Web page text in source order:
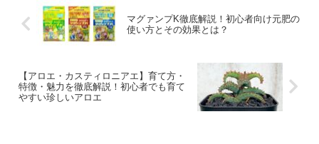
マグァンプK徹底解説！初心者向け元肥の
使い方とその効果とは？
【アロエ・カスティロニアエ】育て方・
特徴・魅力を徹底解説！初心者でも育て
やすい珍しいアロエ